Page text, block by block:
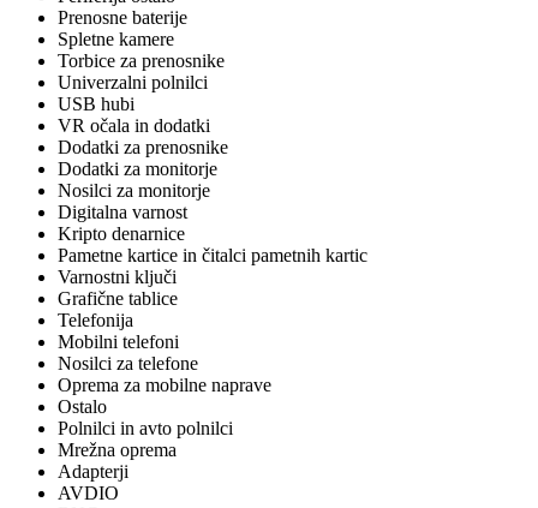
Prenosne baterije
Spletne kamere
Torbice za prenosnike
Univerzalni polnilci
USB hubi
VR očala in dodatki
Dodatki za prenosnike
Dodatki za monitorje
Nosilci za monitorje
Digitalna varnost
Kripto denarnice
Pametne kartice in čitalci pametnih kartic
Varnostni ključi
Grafične tablice
Telefonija
Mobilni telefoni
Nosilci za telefone
Oprema za mobilne naprave
Ostalo
Polnilci in avto polnilci
Mrežna oprema
Adapterji
AVDIO